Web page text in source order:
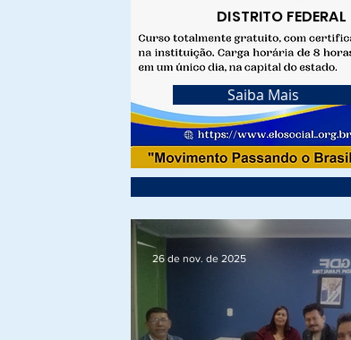
Saiba Mais
DISTRITO FEDERAL
26 de nov. de 2025